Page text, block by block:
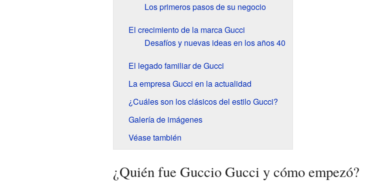
Los primeros pasos de su negocio
El crecimiento de la marca Gucci
Desafíos y nuevas ideas en los años 40
El legado familiar de Gucci
La empresa Gucci en la actualidad
¿Cuáles son los clásicos del estilo Gucci?
Galería de imágenes
Véase también
¿Quién fue Guccio Gucci y cómo empezó?